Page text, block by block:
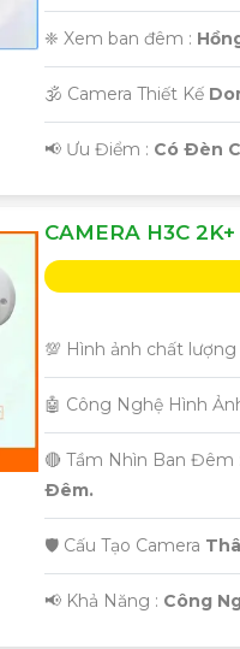
❈ Xem ban đêm :
🕉️ Camera Thiết Kế
️📢 Ưu Điểm : Có Ðèn
CAMERA H3C
💯 Hình ảnh chất lượng
🤖️ Công Nghệ Hình
🔴 Tầm Nhìn Ban Đêm :
Ðêm.
🛡 Cấu Tạo Camera
️📢 Khả Năng : Công